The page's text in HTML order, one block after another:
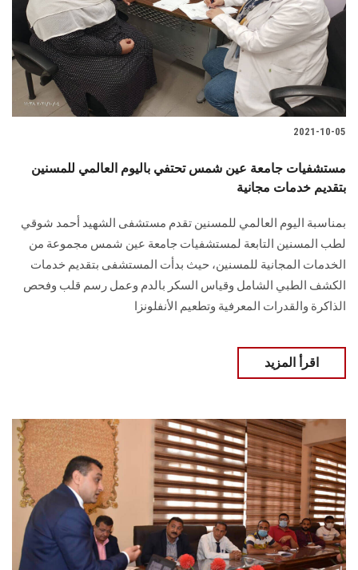
2021-10-05
مستشفيات جامعة عين شمس تحتفي باليوم العالمي للمسنين
بتقديم خدمات مجانية
بمناسبة اليوم العالمي للمسنين تقدم مستشفى الشهيد أحمد شوقي
لطب المسنين التابعة لمستشفيات جامعة عين شمس مجموعة من
الخدمات المجانية للمسنين، حيث بدأت المستشفى بتقديم خدمات
الكشف الطبي الشامل وقياس السكر بالدم وعمل رسم قلب وفحص
الذاكرة والقدرات المعرفية وتطعيم الأنفلونزا
اقرأ المزيد